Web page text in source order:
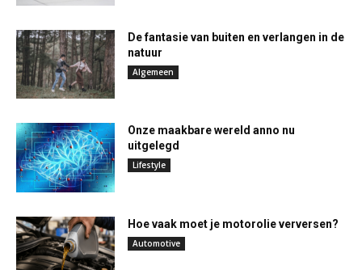
De fantasie van buiten en verlangen in de
natuur
Algemeen
Onze maakbare wereld anno nu
uitgelegd
Lifestyle
Hoe vaak moet je motorolie verversen?
Automotive